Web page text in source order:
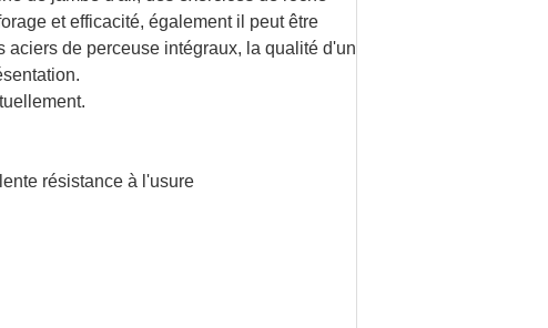
et efficacité, également il peut être
de perceuse intégraux, la qualité d'un
résistance à l'usure